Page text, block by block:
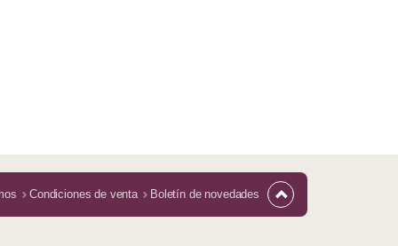
Condiciones de venta Boletín de novedades